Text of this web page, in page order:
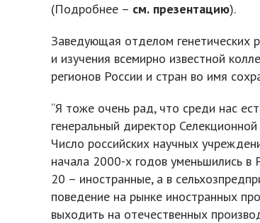
(Подробнее – см. презентацию).
Заведующая отделом генетических
и изучения всемирно известной
регионов России и стран во имя
“Я тоже очень рад, что среди нас
генеральный директор
Число российских научных
начала 2000-х годов уменьшились в
20 – иностранные, а в
поведение на рынке иностранных
выходить на отечественных